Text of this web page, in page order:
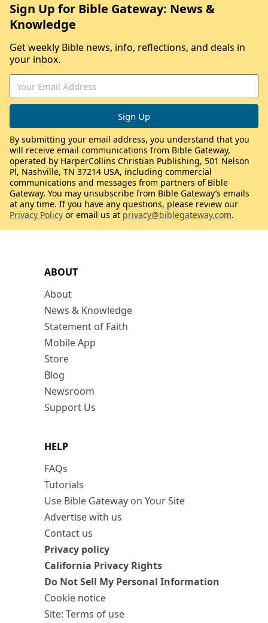
ABOUT
About
News & Knowledge
Statement of Faith
Mobile App
Store
Blog
Newsroom
Support Us
HELP
FAQs
Tutorials
Use Bible Gateway on Your Site
Advertise with us
Contact us
Privacy policy
California Privacy Rights
Do Not Sell My Personal Information
Cookie notice
Site: Terms of use
Sign Up for Bible Gateway: News &
Knowledge
Get weekly Bible news, info, reflections, and deals in
your inbox.
By submitting your email address, you understand that you
will receive email communications from Bible Gateway,
operated by HarperCollins Christian Publishing, 501 Nelson
Pl, Nashville, TN 37214 USA, including commercial
communications and messages from partners of Bible
Gateway. You may unsubscribe from Bible Gateway’s emails
at any time. If you have any questions, please review our
Privacy Policy or email us at privacy@biblegateway.com.